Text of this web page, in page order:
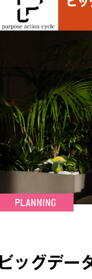
ビッグデー